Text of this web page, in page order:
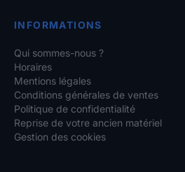
INFORMATIONS
Qui sommes-nous ?
Horaires
Mentions légales
Conditions générales de ventes
Politique de confidentialité
Reprise de votre ancien matériel
Gestion des cookies